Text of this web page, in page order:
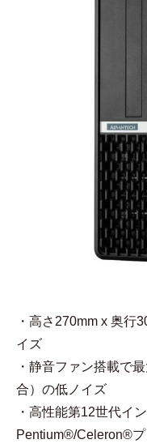
・高さ270mm x 奥行
イズ
・静音ファン搭載で
合）の低ノイズ
・高性能第12世代イ
Pentium®/Celeron®